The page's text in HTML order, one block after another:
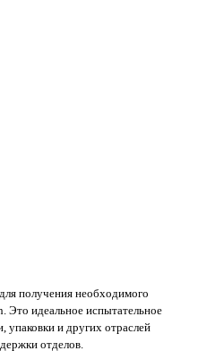
получения необходимого
Это идеальное испытательное
упаковки и других отраслей
отделов.